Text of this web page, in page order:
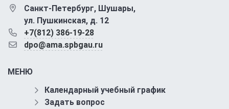
Санкт-Петербург, Шушары,
ул. Пушкинская, д. 12
+7(812) 386-19-28
dpo@ama.spbgau.ru
МЕНЮ
Календарный учебный график
Задать вопрос